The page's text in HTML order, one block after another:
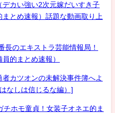
カい強い2次元嫁だいすき子
とめ速報）話題な動画取り上
長のエキストラ芸能情報局！
的まとめ速報）
カツオンの未解決事件簿へよ
なしは信じるな編）]
ホモ童貞！女装子オネエ的ま